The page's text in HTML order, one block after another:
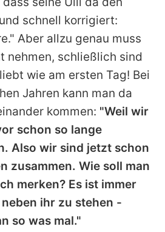
schnell korrigiert:
Aber allzu genau muss
nehmen, schließlich sind
wie am ersten Tag! Bei
Jahren kann man da
kommen: "Weil wir
schon so lange
Also wir sind jetzt schon
zusammen. Wie soll man
merken? Es ist immer
ihr zu stehen -
so was mal."